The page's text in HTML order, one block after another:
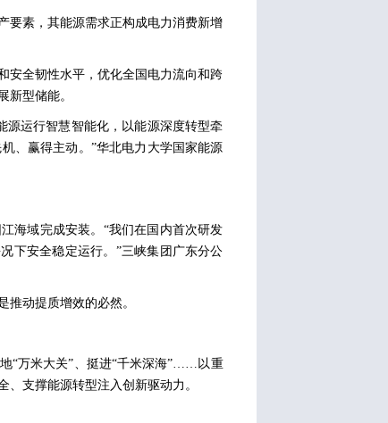
要素，其能源需求正构成电力消费新增
安全韧性水平，优化全国电力流向和跨
新型储能。
源运行智慧智能化，以能源深度转型牵
、赢得主动。”华北电力大学国家能源
海域完成安装。“我们在国内首次研发
下安全稳定运行。”三峡集团广东分公
动提质增效的必然。
“万米大关”、挺进“千米深海”……以重
支撑能源转型注入创新驱动力。